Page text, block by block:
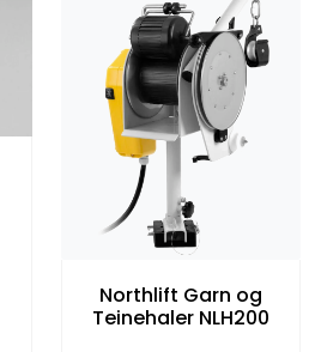
Northlift Garn og
Teinehaler NLH200